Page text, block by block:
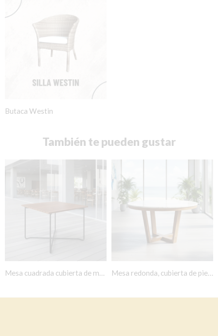
Butaca Westin
También te pueden gustar
Mesa cuadrada cubierta de madera Mesa redonda, cubierta de piedra y base de madera.